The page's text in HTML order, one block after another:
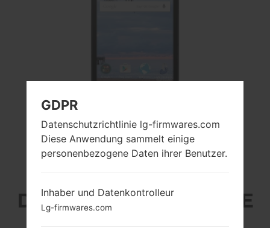
DER LG DESTINY-SERIE
GDPR
Datenschutzrichtlinie lg-firmwares.com
Diese Anwendung sammelt einige
personenbezogene Daten ihrer Benutzer.
Inhaber und Datenkontrolleur
Lg-firmwares.com